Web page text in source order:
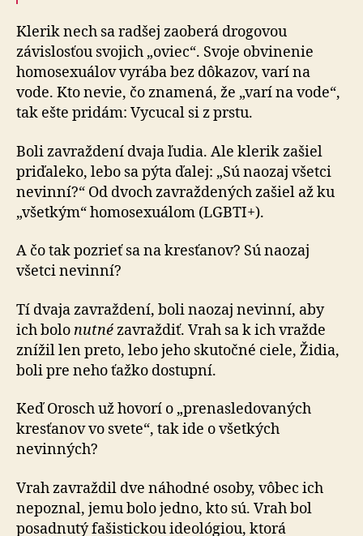
Klerik nech sa radšej zaoberá drogovou
závislosťou svojich „oviec“. Svoje obvinenie
homosexuálov vyrába bez dôkazov, varí na
vode. Kto nevie, čo znamená, že „varí na vode“,
tak ešte pridám: Vycucal si z prstu.
Boli zavraždení dvaja ľudia. Ale klerik zašiel
priďaleko, lebo sa pýta ďalej: „Sú naozaj všetci
nevinní?“ Od dvoch zavraždených zašiel až ku
„všetkým“ homosexuálom (LGBTI+).
A čo tak pozrieť sa na kresťanov? Sú naozaj
všetci nevinní?
Tí dvaja zavraždení, boli naozaj nevinní, aby
ich bolonutnézavraždiť. Vrah sa k ich vražde
znížil len preto, lebo jeho skutočné ciele, Židia,
boli pre neho ťažko dostupní.
Keď Orosch už hovorí o „prenasledovaných
kresťanov vo svete“, tak ide o všetkých
nevinných?
Vrah zavraždil dve náhodné osoby, vôbec ich
nepoznal, jemu bolo jedno, kto sú. Vrah bol
posadnutý fašistickou ideológiou, ktorá